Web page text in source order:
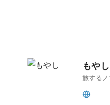
もやし
旅する